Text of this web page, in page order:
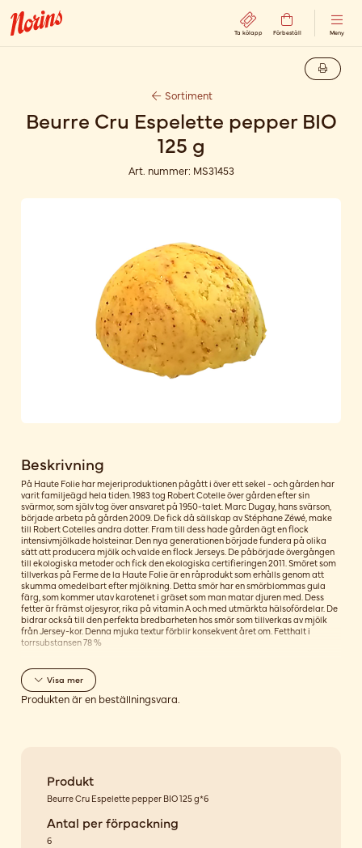
Ta kölapp Förbeställ Meny
Sortiment
Beurre Cru Espelette pepper BIO
125 g
Art. nummer: MS31453
Beskrivning
På Haute Folie har mejeriproduktionen pågått i över ett sekel - och gården har
varit familjeägd hela tiden. 1983 tog Robert Cotelle över gården efter sin
svärmor, som själv tog över ansvaret på 1950-talet. Marc Dugay, hans svärson,
började arbeta på gården 2009. De fick då sällskap av Stéphane Zéwé, make
till Robert Cotelles andra dotter. Fram till dess hade gården ägt en flock
intensivmjölkade holsteinar. Den nya generationen började fundera på olika
sätt att producera mjölk och valde en flock Jerseys. De påbörjade övergången
till ekologiska metoder och fick den ekologiska certifieringen 2011. Smöret som
tillverkas på Ferme de la Haute Folie är en råprodukt som erhålls genom att
skumma omedelbart efter mjölkning. Detta smör har en smörblommas gula
färg, som kommer utav karotenet i gräset som man matar djuren med. Dess
fetter är främst oljesyror, rika på vitamin A och med utmärkta hälsofördelar. De
bidrar också till den perfekta bredbarheten hos smör som tillverkas av mjölk
från Jersey-kor. Denna mjuka textur förblir konsekvent året om. Fetthalt i
torrsubstansen 78 %
Visamer
Produkten är en beställningsvara.
Produkt
Beurre Cru Espelette pepper BIO 125 g*6
Antal per förpackning
6